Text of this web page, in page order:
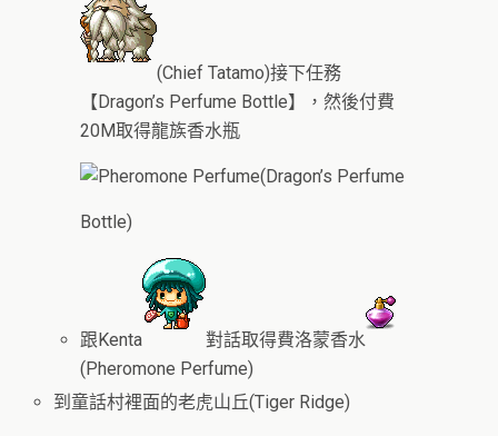
(Chief Tatamo)接下任務
【Dragon’s Perfume Bottle】，然後付費
20M取得龍族香水瓶
(Dragon’s Perfume
Bottle)
跟Kenta
對話取得費洛蒙香水
(Pheromone Perfume)
到童話村裡面的老虎山丘(Tiger Ridge)